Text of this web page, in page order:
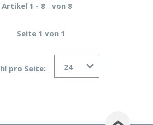
Artikel 1 - 8 von 8
Seite 1 von 1
pro Seite: 24